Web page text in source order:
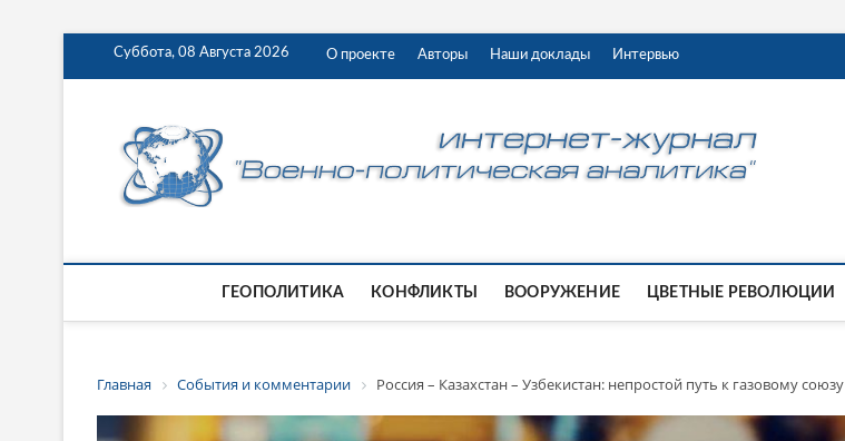
Суббота, 08 Августа 2026 О проекте Авторы Наши доклады Интервью
ГЕОПОЛИТИКА КОНФЛИКТЫ ВООРУЖЕНИЕ ЦВЕТНЫЕ РЕВОЛЮЦИИ
Главная События и комментарии Россия – Казахстан – Узбекистан: непростой путь к газовому союзу